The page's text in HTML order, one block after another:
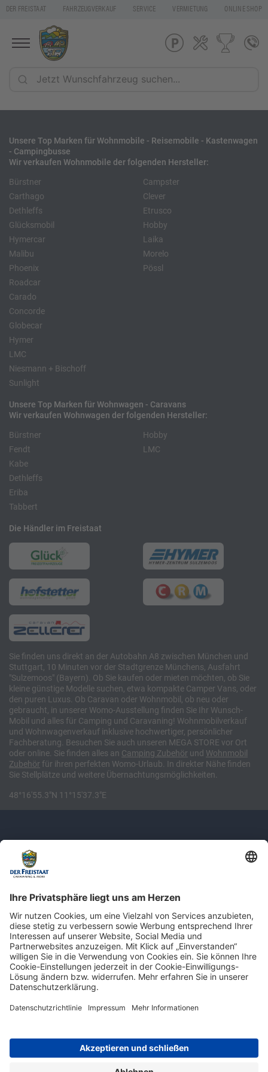
DER FREISTAAT FAHRZEUGVERKAUF SERVICE VERMIETUNG ONLINE SHOP
Unsere Top Marken für Wohnmobile - Reisemobile - Kastenwagen
- Campingbusse
Wir verkaufen Wohnmobile der folgenden Hersteller:
Bürstner
Carthago
Dethleffs
Glücksmobil
Hymercar
Malibu
Phoenix
Roadcar
Campster
Clever
Etrusco
Hobby
Laika
Morelo
Pössl
Carado
Concorde
Globecar
Hymer
LMC
Niesmann + Bischoff
Sunlight
Unsere Top Marken für Wohnwagen - Caravans
Wir verkaufen Wohnwagen der folgenden Hersteller:
Bürstner
Fendt
Kabe
Hobby
LMC
Dethleffs
Eriba
Tabbert
Die Händler im Freistaat
Sie finden uns direkt an der Autobahn A8 zwischen München und
Stuttgart, 10 Minuten vor der Stadtgrenze Münchens, Ausfahrt
"Sulzemoos" (Bayern). Ob Sie kaufen oder mieten möchten, ob Sie
kleine günstige Modelle suchen, etwa kompakte Camper Vans, oder
den puren Luxus. Ob Caravan oder Wohnmobil, ob neu oder
gebraucht, in unserer Womo-Ausstellung finden Sie Ihr Wunsch-
Mobil und alles für Camping und Caravaning! Wohnmobilverkauf
und Wohnwagenverkauf inklusive hochwertiger, persönlicher
Fachberatung. Besuchen Sie auch unseren MEGA STORE vor Ort
oder online. Sie finden alles an Camping Zubehör und Wohnmobil
Zubehör für ihren perfekten Womo-Urlaub. In direkter Nähe finden
Sie Stellplätze und weitere Übernachtungsmöglichkeiten.
48°16'55.3"N 11°15'37.3"E
Newsletter: Jetzt auf
shop.derfreistaat.de anmelden und
einen 5€ Gutschein für unseren Online-
Shop erhalten!*
Impressum Datenschutz Barrierefreiheit